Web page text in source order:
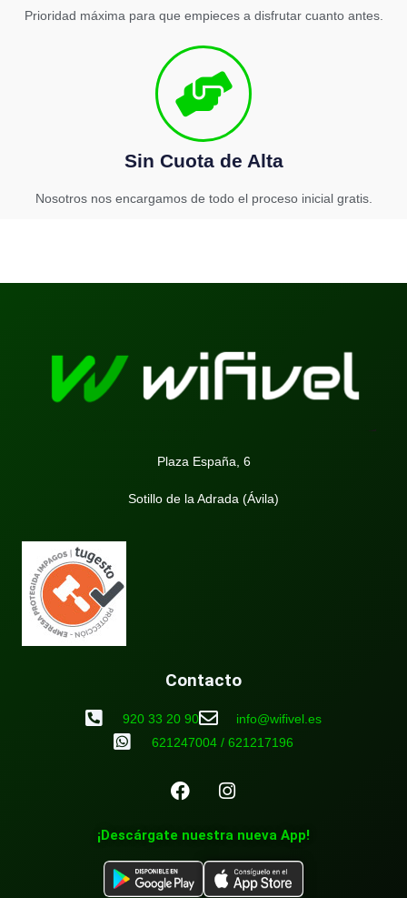
Prioridad máxima para que empieces a disfrutar cuanto antes.
Sin Cuota de Alta
Nosotros nos encargamos de todo el proceso inicial gratis.
Plaza España, 6
Sotillo de la Adrada (Ávila)
Contacto
920 33 20 90
info@wifivel.es
621247004 / 621217196
¡Descárgate nuestra nueva App!